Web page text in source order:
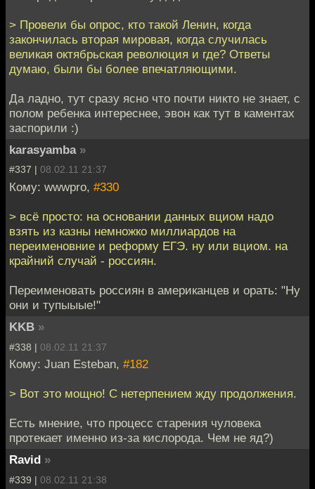
> Провели бы опрос, кто такой Ленин, когда
закончилась вторая мировая, когда случилась
великая октябрьская революция и где? Ответы
думаю, были бы более впечатляющими.
Да ладно, тут сразу ясно что почти никто не знает, с
полом ребенка интереснее, эвон как тут в каментах
заспорили :)
karasyamba »
#337 | 08.02.11 21:37
Кому: wwwpro, #330
> всё просто: на основании данных вциом надо
взять из казны немножко миллиардов на
переименовние и реформу ЕГЭ. ну или вциом. на
крайний случай - россиян.
Переименовать россиян в американцев и орать: "Ну
они и тупыыые!"
KKB »
#338 | 08.02.11 21:37
Кому: Juan Esteban, #182
> Вот это мощно! С нетерпением жду продолжения.
Есть мнение, что процесс старения чуловека
протекает именно из-за кислорода. Чем не яд?)
Ravid »
#339 | 08.02.11 21:38